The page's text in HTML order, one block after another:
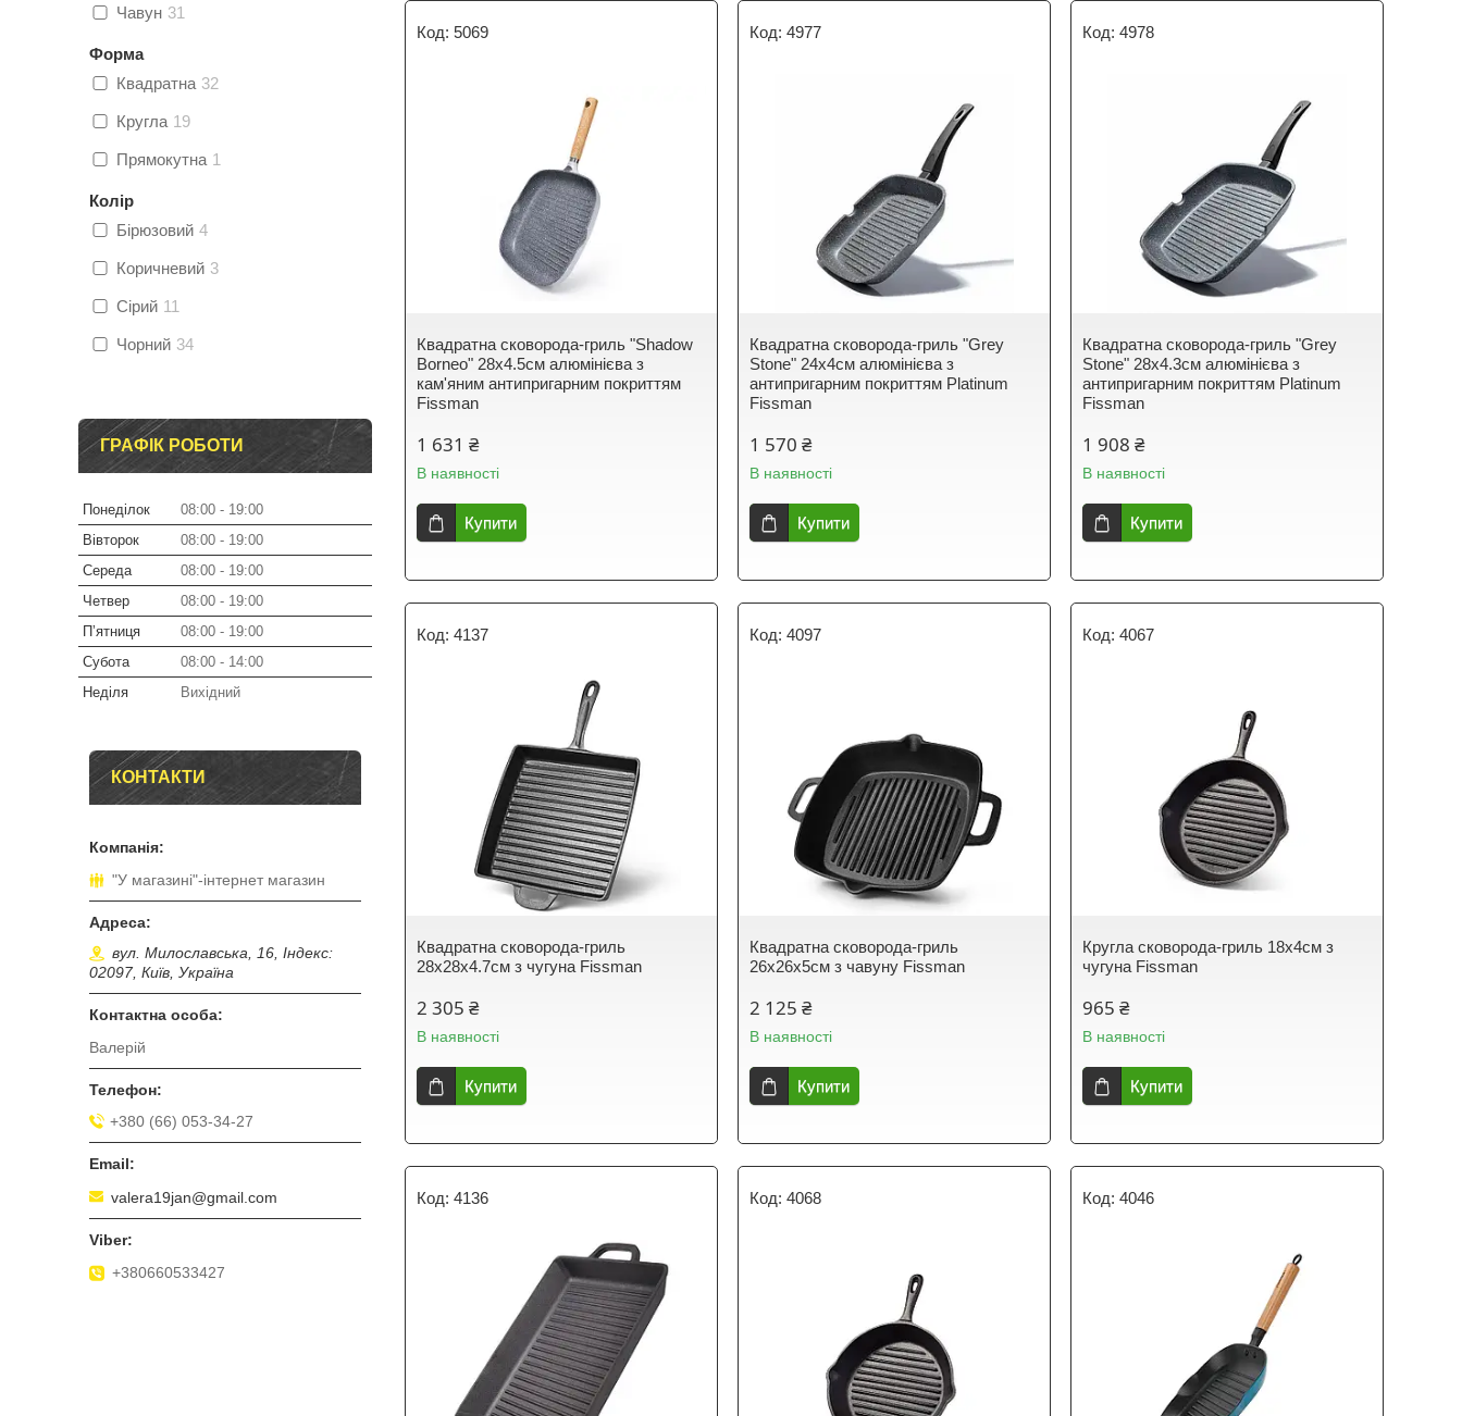
5069
Квадратна сковорода-гриль "Shadow
Borneo" 28х4.5см алюмінієва з
кам'яним антипригарним покриттям
Fissman
1 631 ₴
В наявності
Купити
4977
Квадратна сковорода-гриль "Grey
Stone" 24х4см алюмінієва з
антипригарним покриттям Platinum
Fissman
1 570 ₴
В наявності
Купити
4978
Квадратна сковорода-гриль "Grey
Stone" 28х4.3см алюмінієва з
антипригарним покриттям Platinum
Fissman
1 908 ₴
В наявності
Купити
4137
Квадратна сковорода-гриль
28x28x4.7см з чугуна Fissman
2 305 ₴
В наявності
Купити
4097
Квадратна сковорода-гриль
26х26х5см з чавуну Fissman
2 125 ₴
В наявності
Купити
4067
Кругла сковорода-гриль 18x4см з
чугуна Fissman
965 ₴
В наявності
Купити
4136 4068 4046
Чавун 31
Форма
Квадратна 32
Кругла 19
Прямокутна 1
Колір
Бірюзовий 4
Коричневий 3
Сірий 11
Чорний 34
ГРАФІК РОБОТИ
Понеділок 08:00
19:00
Вівторок
08:00
19:00
Середа
08:00
19:00
Четвер
08:00
19:00
Пʼятниця
08:00
19:00
Субота
08:00
14:00
Неділя
Вихідний
КОНТАКТИ
"У магазині"-інтернет магазин
вул. Милославська, 16, Індекс:
02097, Київ, Україна
Валерій
+380 (66) 053-34-27
valera19jan@gmail.com
+380660533427